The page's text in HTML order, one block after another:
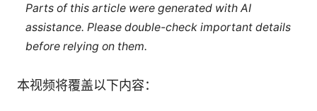
Parts of this article were generated with AI
assistance. Please double-check important details
before relying on them.
本视频将覆盖以下内容：